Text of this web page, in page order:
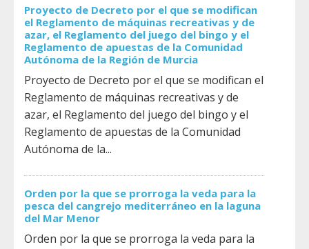
Proyecto de Decreto por el que se modifican
el Reglamento de máquinas recreativas y de
azar, el Reglamento del juego del bingo y el
Reglamento de apuestas de la Comunidad
Autónoma de la Región de Murcia
Proyecto de Decreto por el que se modifican el
Reglamento de máquinas recreativas y de
azar, el Reglamento del juego del bingo y el
Reglamento de apuestas de la Comunidad
Autónoma de la...
Orden por la que se prorroga la veda para la
pesca del cangrejo mediterráneo en la laguna
del Mar Menor
Orden por la que se prorroga la veda para la